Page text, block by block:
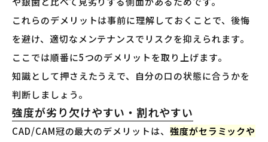
これらのデメリットは事前に理解しておくことで、後悔
を避け、適切なメンテナンスでリスクを抑えられます。
ここでは順番に5つのデメリットを取り上げます。
知識として押さえたうえで、自分の口の状態に合うかを
判断しましょう。
強度が劣り欠けやすい・割れやすい
CAD/CAM冠の最大のデメリットは、 強度がセラミックや